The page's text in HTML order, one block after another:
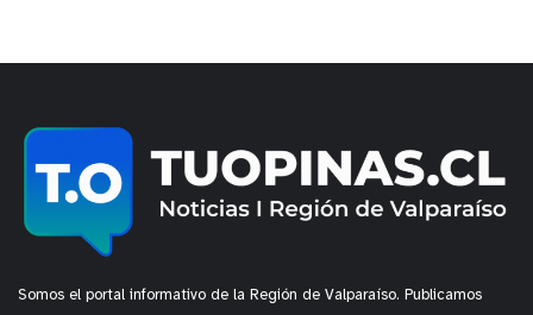
Somos el portal informativo de la Región de Valparaíso. Publicamos